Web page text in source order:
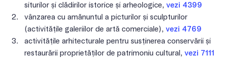
siturilor și clădirilor istorice și arheologice, vezi 4399
vânzarea cu amănuntul a picturilor și sculpturilor
(activitățile galeriilor de artă comerciale), vezi 4769
activitățile arhitecturale pentru susținerea conservării și
restaurării proprietăților de patrimoniu cultural, vezi 7111